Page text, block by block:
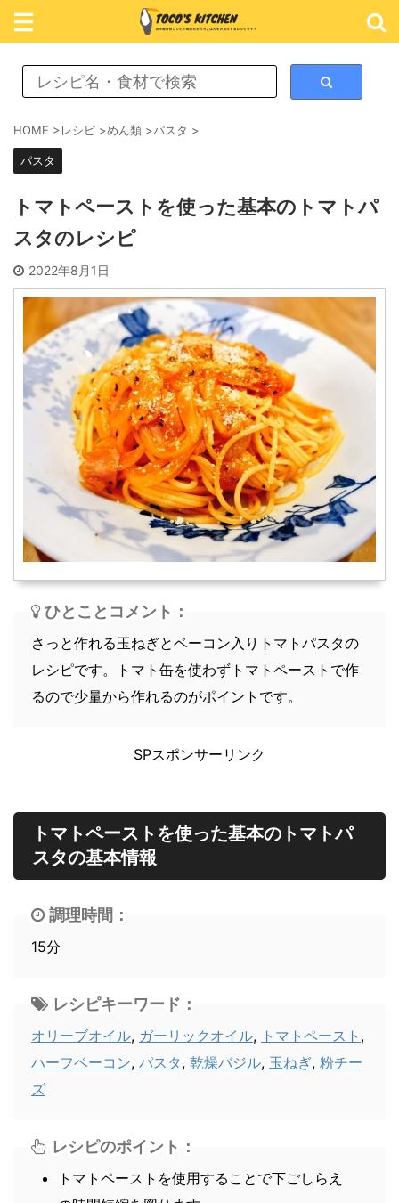
レシピ検索
めん類
スイーツ
スープ
軽食
HOME >レシピ >めん類 >パスタ >
パスタ
トマトペーストを使った基本のトマトパ
スタのレシピ
2022年8月1日
ひとことコメント：
さっと作れる玉ねぎとベーコン入りトマトパスタの
レシピです。トマト缶を使わずトマトペーストで作
るので少量から作れるのがポイントです。
SPスポンサーリンク
トマトペーストを使った基本のトマトパ
スタの基本情報
調理時間：
15分
レシピのポイント：
トマトペーストを使用することで下ごしらえ
レシピキーワード：
オリーブオイル, ガーリックオイル, トマトペースト ,
ハーフベーコン, パスタ , 乾燥バジル, 玉ねぎ, 粉チー
ズ